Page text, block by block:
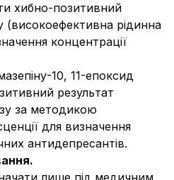
хибно-позитивний
(високоефективна рідинна
концентрації
10, 11-епоксид
результат
за методикою
для визначення
антидепресантів.
лише під медичним